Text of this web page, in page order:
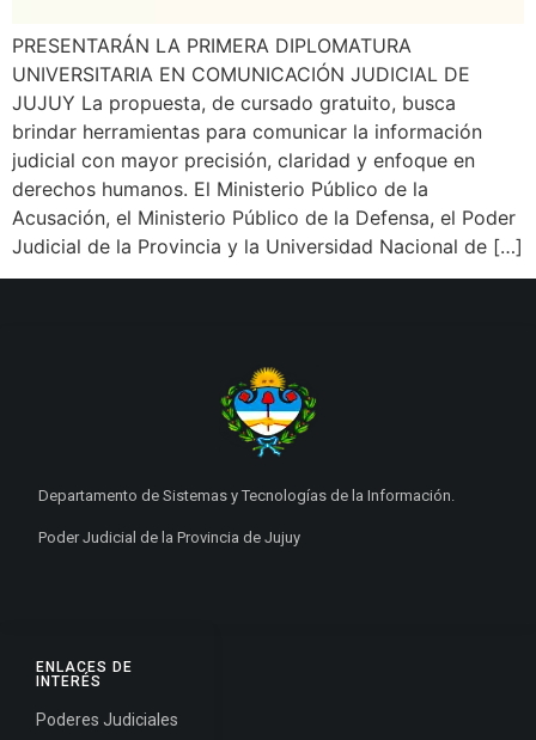
PRESENTARÁN LA PRIMERA DIPLOMATURA
UNIVERSITARIA EN COMUNICACIÓN JUDICIAL DE
JUJUY La propuesta, de cursado gratuito, busca
brindar herramientas para comunicar la información
judicial con mayor precisión, claridad y enfoque en
derechos humanos. El Ministerio Público de la
Acusación, el Ministerio Público de la Defensa, el Poder
Judicial de la Provincia y la Universidad Nacional de […]
ENLACES DE
INTERÉS
Poderes Judiciales
Departamento de Sistemas y Tecnologías de la Información.
Poder Judicial de la Provincia de Jujuy